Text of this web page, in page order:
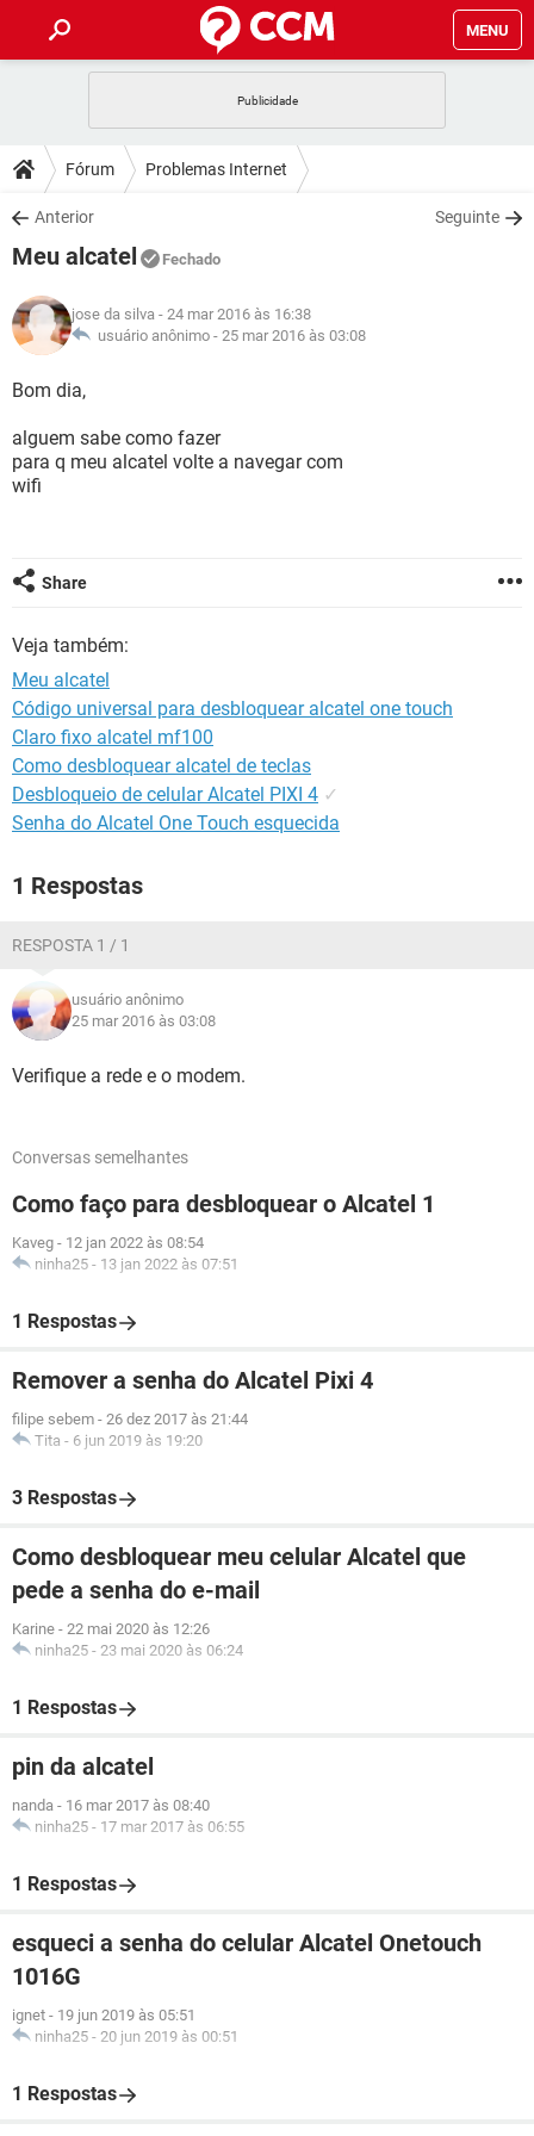
MENU
CELULAR FACEBOOK
OUTLOOK
INSTAGRAM
GUIA DE COMPRAS
DICAS
JOGOS WHATSAPP
INSTAGRAM GMAIL
GUIA DE COMPRAS
DOWNLOADS
JOGOS
CELULAR
OUTLOOK EXCEL
INSTAGRAM
JOGOS WHATSAPP
CELULAR
OUTLOOK
INSTAGRAM
GUIA DE COMPRAS
GLOSSÁRIO
JOGOS
OUTLOOK EXCEL
Fórum Problemas Internet
Anterior Seguinte
Meu alcatel Fechado
jose da silva - 24 mar 2016 às 16:38
usuário anônimo - 25 mar 2016 às 03:08
Bom dia,
alguem sabe como fazer
para q meu alcatel volte a navegar com
wifi
Share
Veja também:
Meu alcatel
Código universal para desbloquear alcatel one touch
Claro fixo alcatel mf100
Como desbloquear alcatel de teclas
Desbloqueio de celular Alcatel PIXI 4 ✓
Senha do Alcatel One Touch esquecida
1 Respostas
RESPOSTA 1 / 1
usuário anônimo
25 mar 2016 às 03:08
Verifique a rede e o modem.
Conversas semelhantes
Como faço para desbloquear o Alcatel 1
Kaveg - 12 jan 2022 às 08:54
ninha25 - 13 jan 2022 às 07:51
1 Respostas
Remover a senha do Alcatel Pixi 4
filipe sebem - 26 dez 2017 às 21:44
Tita - 6 jun 2019 às 19:20
3 Respostas
Como desbloquear meu celular Alcatel que
pede a senha do e-mail
Karine - 22 mai 2020 às 12:26
ninha25 - 23 mai 2020 às 06:24
1 Respostas
pin da alcatel
nanda - 16 mar 2017 às 08:40
ninha25 - 17 mar 2017 às 06:55
1 Respostas
esqueci a senha do celular Alcatel Onetouch
1016G
ignet - 19 jun 2019 às 05:51
ninha25 - 20 jun 2019 às 00:51
1 Respostas